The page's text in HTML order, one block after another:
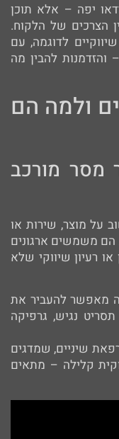
יפה – אלא תוכן
הצרכים של הלקוח.
לדוגמה, עם
להבין מה
ולמה הם
מסר מורכב
על מוצר, שירות או
הם משמשים ארגונים
רעיון שיווקי שלא
מאפשר להעביר את
נגיש, גרפיקה
שיניים, שמדגים
קלילה – מתאים